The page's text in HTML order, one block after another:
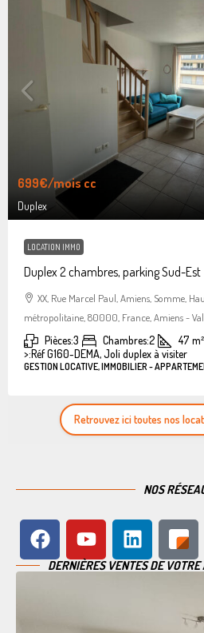
699€/mois cc
Duplex
LOCATION IMMO
Duplex 2 chambres, parking Sud-Est
XX, Rue Marcel Paul, Amiens, Somme,
métropolitaine, 80000, France, Amiens -
Pièces:3 Chambres:2 47 m²
>:Réf G160-DEMA, Joli duplex à visiter
GESTION LOCATIVE, IMMOBILIER -
Retrouvez ici toutes nos
NOS
DERNIÈRES VENTES DE